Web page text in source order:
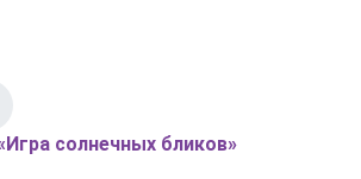
солнечных бликов»